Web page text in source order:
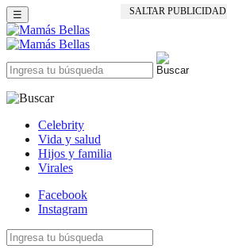
SALTAR PUBLICIDAD
☰
Celebrity
Vida y salud
Hijos y familia
Virales
Facebook
Instagram